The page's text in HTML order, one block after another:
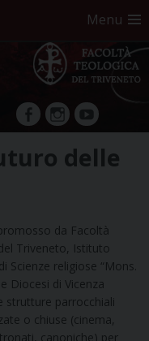
Menu
facebookInstagram
YouTube
delle
da Facoltà
Triveneto, Istituto
Scienze religiose “Mons.
Diocesi di Vicenza
strutture parrocchiali
o chiuse (cinema,
canoniche) per